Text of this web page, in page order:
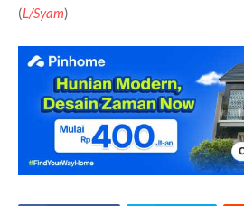
(L/Syam)